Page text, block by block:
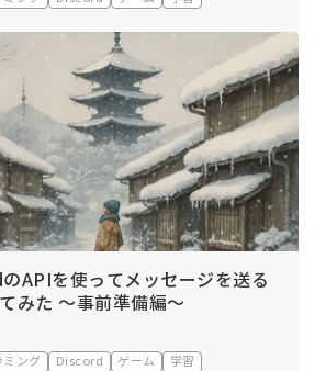
APIを使ってメッセージを送る
みた ～事前準備編～
ング Discord ゲーム 学習